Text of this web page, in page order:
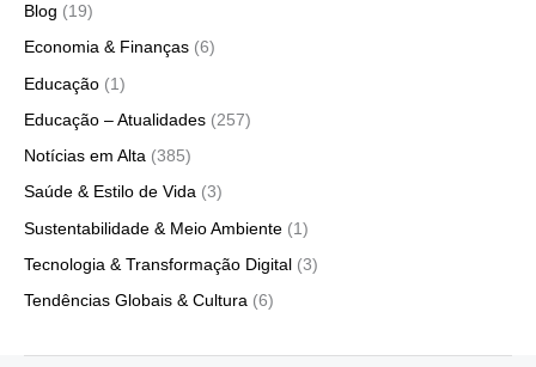
Blog (19)
Economia & Finanças (6)
Educação (1)
Educação – Atualidades (257)
Notícias em Alta (385)
Saúde & Estilo de Vida (3)
Sustentabilidade & Meio Ambiente (1)
Tecnologia & Transformação Digital (3)
Tendências Globais & Cultura (6)